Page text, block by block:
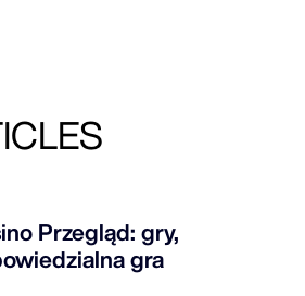
Przegląd: gry,
gra